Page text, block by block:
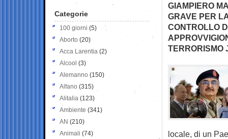
GIAMPIERO
GRAVE PER
CONTROLLO
TERRORISMO
locale, di un
Categorie
100 giorni (5)
Aborto (20)
Acca Larentia (2)
Alcool (3)
Alemanno (150)
Alfano (315)
Alitalia (123)
Ambiente (341)
AN (210)
Animali (74)